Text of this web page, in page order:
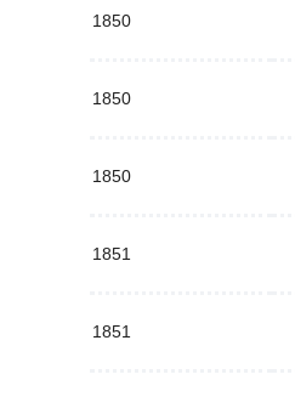
1850
1850
1850
1851
1851